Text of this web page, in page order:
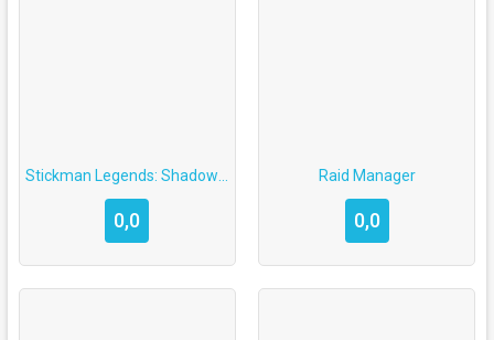
0,0
Raid Manager
0,0